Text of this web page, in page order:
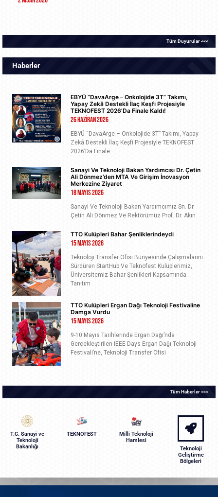
Tüm Duyurular <<<
Haberler
EBYÜ “DavaArge – Onkolojide 3T” Takımı,
Yapay Zekâ Destekli İlaç Keşfi Projesiyle
TEKNOFEST 2026’da Finale Kaldı!
26 Haziran 2026
EBYÜ “DavaArge – Onkolojide 3T” Takımı, Yapay
Zekâ Destekli İlaç Keşfi Projesiyle TEKNOFEST
2026’da Finale
Sanayi Ve Teknoloji Bakan Yardımcısı Dr. Çetin
Ali Dönmez’den MTA Ve Girişim İnovasyon
Merkezine Ziyaret
18 Mayıs 2026
Sanayi Ve Teknoloji Bakan Yardımcımız Sn. Dr.
Çetin Ali Dönmez Ve Rektörümüz Prof. Dr. Akın
TTO Kulüpleri Bahar Şenliklerindeydi
15 Mayıs 2026
Teknoloji Transfer Ofisi Bünyesinde Çalışmalarını
Sürdüren StartHub Ve Teknofest Kulüplerimiz,
Üniversitemiz Bahar Şenlikleri Kapsamında
Tanıtım
TTO Kulüpleri Ergan Dağı Teknoloji Festivaline
Damga Vurdu
15 Mayıs 2026
9-10 Mayıs Tarihlerinde Ergan Dağı’nda
Gerçekleştirilen IEEE Days Ergan Dağı Teknoloji
Festivali’ne, Teknoloji Transfer Ofisi
Tüm Haberler <<<
T.C. Sanayi ve
Teknoloji
Bakanlığı
TEKNOFEST
Milli Teknoloji
Hamlesi
Teknoloji
Geliştirme
Bölgeleri